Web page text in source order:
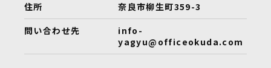
住所
奈良市柳生町359-3
問い合わせ先
info-
yagyu@officeokuda.com